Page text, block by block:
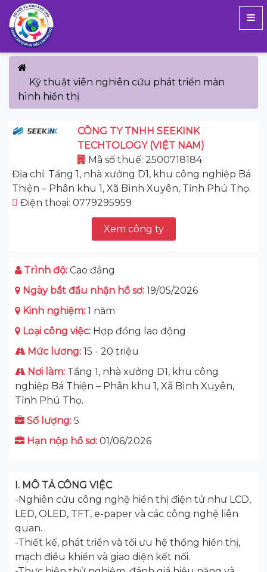
Kỹ thuật viên nghiên cứu phát triển màn
hình hiển thị
CÔNG TY TNHH SEEKINK
TECHTOLOGY (VIỆT NAM)
Mã số thuế: 2500718184
Địa chỉ: Tầng 1, nhà xưởng D1, khu công nghiệp Bá
Thiện – Phân khu 1, Xã Bình Xuyên, Tỉnh Phú Thọ.
Điện thoại: 0779295959
Xem công ty
Trình độ: Cao đẳng
Ngày bắt đầu nhận hồ sơ: 19/05/2026
Kinh nghiệm: 1 năm
Loại công việc: Hợp đồng lao động
Mức lương: 15 - 20 triệu
Nơi làm: Tầng 1, nhà xưởng D1, khu công
nghiệp Bá Thiện – Phân khu 1, Xã Bình Xuyên,
Tỉnh Phú Thọ.
Số lượng: 5
Hạn nộp hồ sơ: 01/06/2026
I. MÔ TẢ CÔNG VIỆC
-Nghiên cứu công nghệ hiển thị điện tử như LCD,
LED, OLED, TFT, e-paper và các công nghệ liên
quan.
-Thiết kế, phát triển và tối ưu hệ thống hiển thị,
mạch điều khiển và giao diện kết nối.